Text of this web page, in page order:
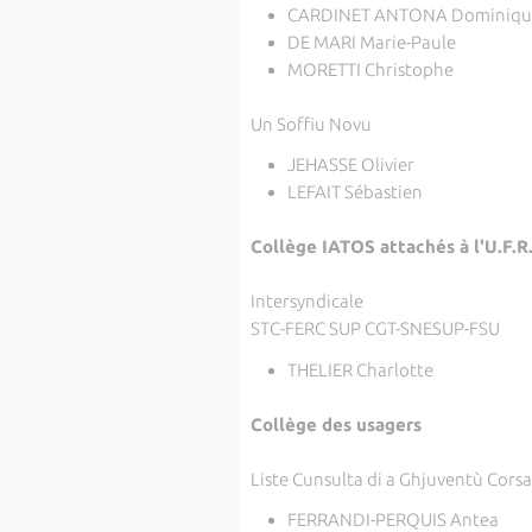
CARDINET ANTONA
DE MARI Marie-Paule
MORETTI Christophe
Un Soffiu Novu
JEHASSE Olivier
LEFAIT Sébastien
Collège IATOS attachés à l'U.F.R.
Intersyndicale
STC-FERC SUP CGT-SNESUP-FSU
THELIER Charlotte
Collège des usagers
Liste Cunsulta di a Ghjuventù Corsa
FERRANDI-PERQUIS Antea